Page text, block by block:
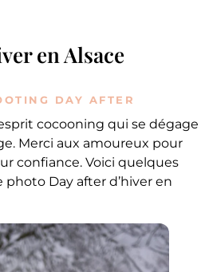
en Alsace
DAY AFTER
cocooning qui se dégage
Merci aux amoureux pour
confiance. Voici quelques
Day after d’hiver en